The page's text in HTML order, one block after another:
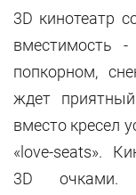
3D кинотеатр
вместимость
попкорном,
ждет
вместо кресел
«love-seats».
3D